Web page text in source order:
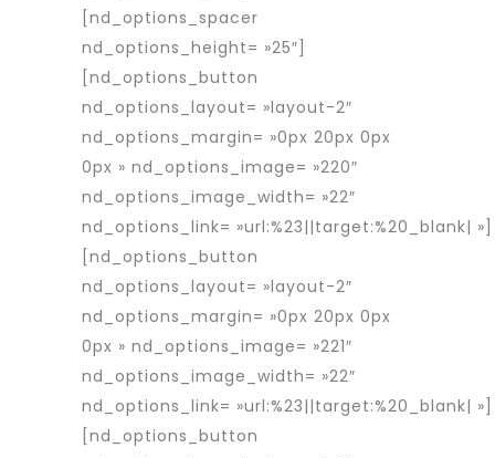
[nd_options_spacer
nd_options_height= »25″]
[nd_options_button
nd_options_layout= »layout-2″
nd_options_margin= »0px 20px 0px
0px » nd_options_image= »220″
nd_options_image_width= »22″
nd_options_link= »url:%23||target:%20_blank| »]
[nd_options_button
nd_options_layout= »layout-2″
nd_options_margin= »0px 20px 0px
0px » nd_options_image= »221″
nd_options_image_width= »22″
nd_options_link= »url:%23||target:%20_blank| »]
[nd_options_button